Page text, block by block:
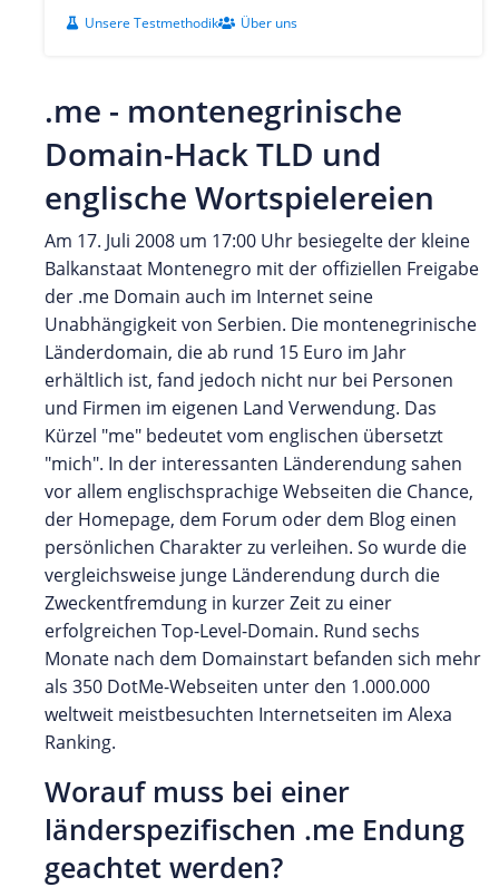
Unsere Testmethodik Über uns
.me - montenegrinische
Domain-Hack TLD und
englische Wortspielereien
Am 17. Juli 2008 um 17:00 Uhr besiegelte der kleine
Balkanstaat Montenegro mit der offiziellen Freigabe
der .me Domain auch im Internet seine
Unabhängigkeit von Serbien. Die montenegrinische
Länderdomain, die ab rund 15 Euro im Jahr
erhältlich ist, fand jedoch nicht nur bei Personen
und Firmen im eigenen Land Verwendung. Das
Kürzel "me" bedeutet vom englischen übersetzt
"mich". In der interessanten Länderendung sahen
vor allem englischsprachige Webseiten die Chance,
der Homepage, dem Forum oder dem Blog einen
persönlichen Charakter zu verleihen. So wurde die
vergleichsweise junge Länderendung durch die
Zweckentfremdung in kurzer Zeit zu einer
erfolgreichen Top-Level-Domain. Rund sechs
Monate nach dem Domainstart befanden sich mehr
als 350 DotMe-Webseiten unter den 1.000.000
weltweit meistbesuchten Internetseiten im Alexa
Ranking.
Worauf muss bei einer
länderspezifischen .me Endung
geachtet werden?